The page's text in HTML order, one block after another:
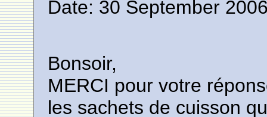
Date: 30 September
Bonsoir,
MERCI pour votre
les sachets de cuisson